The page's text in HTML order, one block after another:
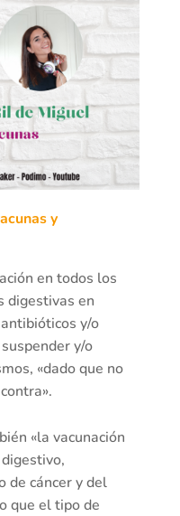
y
en todos los
digestivas en
y/o
y/o
«dado que no
«la vacunación
de cáncer y del
que el tipo de